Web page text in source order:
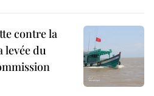
contre la
levée du